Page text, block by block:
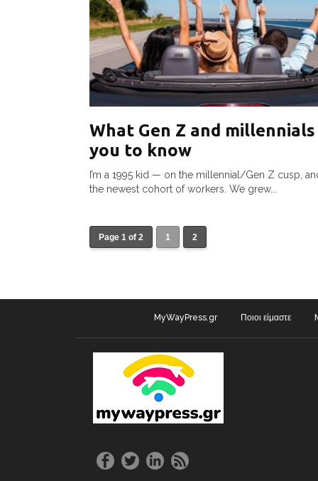
What Gen Z and
you to know
I’m a 1995 kid — on the millennial/Gen Z cusp,
the newest cohort of workers. We grew...
Page 1 of 2 1 2
MyWayPress.gr Ποιοι είμαστε